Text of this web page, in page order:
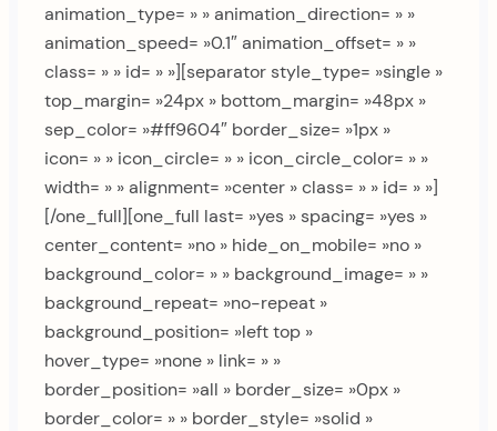
animation_type= » » animation_direction= » »
animation_speed= »0.1″ animation_offset= » »
class= » » id= » »][separator style_type= »single »
top_margin= »24px » bottom_margin= »48px »
sep_color= »#ff9604″ border_size= »1px »
icon= » » icon_circle= » » icon_circle_color= » »
width= » » alignment= »center » class= » » id= » »]
[/one_full][one_full last= »yes » spacing= »yes »
center_content= »no » hide_on_mobile= »no »
background_color= » » background_image= » »
background_repeat= »no-repeat »
background_position= »left top »
hover_type= »none » link= » »
border_position= »all » border_size= »0px »
border_color= » » border_style= »solid »